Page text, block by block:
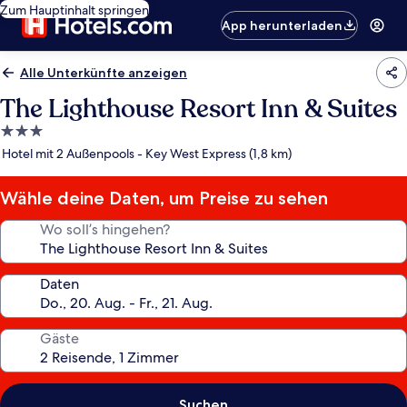
Zum Hauptinhalt springen
App herunterladen
Alle Unterkünfte anzeigen
The Lighthouse Resort Inn & Suites
3.0-
Sterne-
Hotel mit 2 Außenpools - Key West Express (1,8 km)
Wähle deine Daten, um Preise zu sehen
Wo soll’s hingehen?
Daten
Gäste